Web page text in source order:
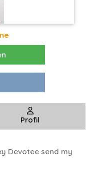
Profil
Devotee send my